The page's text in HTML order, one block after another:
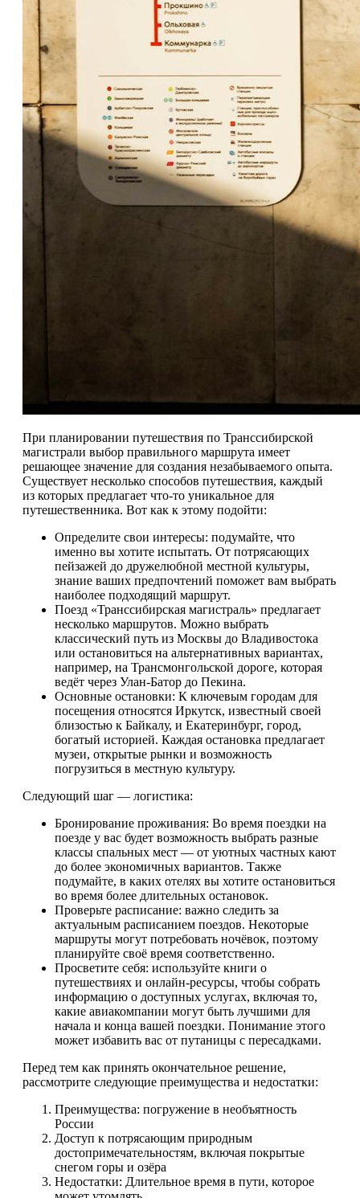
При планировании путешествия по Транссибирской
магистрали выбор правильного маршрута имеет
решающее значение для создания незабываемого опыта.
Существует несколько способов путешествия, каждый
из которых предлагает что-то уникальное для
путешественника. Вот как к этому подойти:
Определите свои интересы: подумайте, что
именно вы хотите испытать. От потрясающих
пейзажей до дружелюбной местной культуры,
знание ваших предпочтений поможет вам выбрать
наиболее подходящий маршрут.
Поезд «Транссибирская магистраль» предлагает
несколько маршрутов. Можно выбрать
классический путь из Москвы до Владивостока
или остановиться на альтернативных вариантах,
например, на Трансмонгольской дороге, которая
ведёт через Улан-Батор до Пекина.
Основные остановки: К ключевым городам для
посещения относятся Иркутск, известный своей
близостью к Байкалу, и Екатеринбург, город,
богатый историей. Каждая остановка предлагает
музеи, открытые рынки и возможность
погрузиться в местную культуру.
Следующий шаг — логистика:
Бронирование проживания: Во время поездки на
поезде у вас будет возможность выбрать разные
классы спальных мест — от уютных частных кают
до более экономичных вариантов. Также
подумайте, в каких отелях вы хотите остановиться
во время более длительных остановок.
Проверьте расписание: важно следить за
актуальным расписанием поездов. Некоторые
маршруты могут потребовать ночёвок, поэтому
планируйте своё время соответственно.
Просветите себя: используйте книги о
путешествиях и онлайн-ресурсы, чтобы собрать
информацию о доступных услугах, включая то,
какие авиакомпании могут быть лучшими для
начала и конца вашей поездки. Понимание этого
может избавить вас от путаницы с пересадками.
Перед тем как принять окончательное решение,
рассмотрите следующие преимущества и недостатки:
Преимущества: погружение в необъятность
России
Доступ к потрясающим природным
достопримечательностям, включая покрытые
снегом горы и озёра
Недостатки: Длительное время в пути, которое